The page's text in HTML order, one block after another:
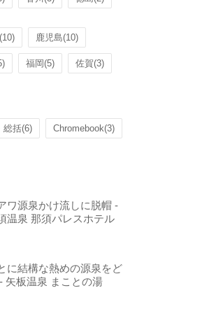
(10) 鹿児島(10)
福岡(5) 佐賀(3)
総括(6) Chromebook(3)
ワ源泉かけ流しに脱帽 -
温泉 那須パレスホテル
に結構な熱めの源泉をど
矢板温泉 まことの湯